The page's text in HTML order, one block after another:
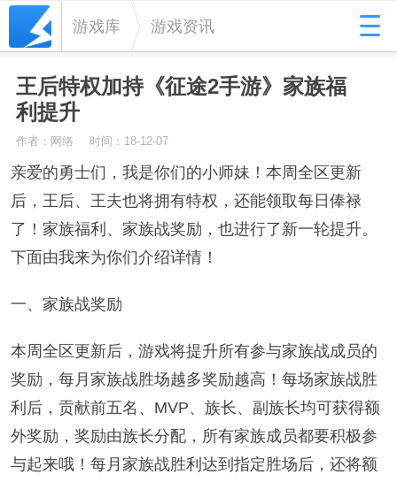
游戏库 游戏资讯
王后特权加持《征途2手游》家族福
利提升
作者：网络 时间：18-12-07
亲爱的勇士们，我是你们的小师妹！本周全区更新
后，王后、王夫也将拥有特权，还能领取每日俸禄
了！家族福利、家族战奖励，也进行了新一轮提升。
下面由我来为你们介绍详情！
一、家族战奖励
本周全区更新后，游戏将提升所有参与家族战成员的
奖励，每月家族战胜场越多奖励越高！每场家族战胜
利后，贡献前五名、MVP、族长、副族长均可获得额
外奖励，奖励由族长分配，所有家族成员都要积极参
与起来哦！每月家族战胜利达到指定胜场后，还将额